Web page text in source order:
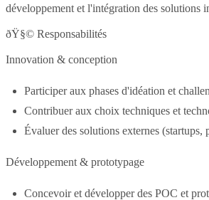
développement et l'intégration des solutions
ðŸ§© Responsabilités
Innovation & conception
Participer aux phases d'idéation et
Contribuer aux choix techniques et
Évaluer des solutions externes (startups,
Développement & prototypage
Concevoir et développer des POC et